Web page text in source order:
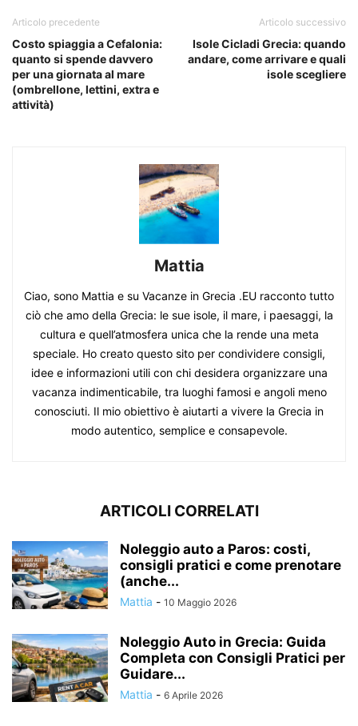
Articolo precedente
Costo spiaggia a Cefalonia:
quanto si spende davvero
per una giornata al mare
(ombrellone, lettini, extra e
attività)
Articolo successivo
Isole Cicladi Grecia: quando
andare, come arrivare e quali
isole scegliere
Mattia
Ciao, sono Mattia e su Vacanze in Grecia .EU racconto tutto
ciò che amo della Grecia: le sue isole, il mare, i paesaggi, la
cultura e quell’atmosfera unica che la rende una meta
speciale. Ho creato questo sito per condividere consigli,
idee e informazioni utili con chi desidera organizzare una
vacanza indimenticabile, tra luoghi famosi e angoli meno
conosciuti. Il mio obiettivo è aiutarti a vivere la Grecia in
modo autentico, semplice e consapevole.
ARTICOLI CORRELATI
Noleggio auto a Paros: costi,
consigli pratici e come prenotare
(anche...
Mattia - 10 Maggio 2026
Noleggio Auto in Grecia: Guida
Completa con Consigli Pratici per
Guidare...
Mattia - 6 Aprile 2026